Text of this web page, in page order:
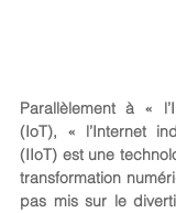
Parallèlement à «
(IoT), « l’Internet
(IIoT) est une
transformation
pas mis sur le